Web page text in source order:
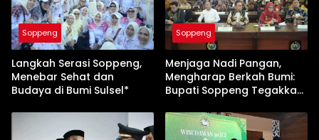
Soppeng
Langkah Serasi Soppeng,
Menebar Sehat dan
Budaya di Bumi Sulsel*
Soppeng
Menjaga Nadi Pangan,
Mengharap Berkah Bumi:
Bupati Soppeng Tegakkan